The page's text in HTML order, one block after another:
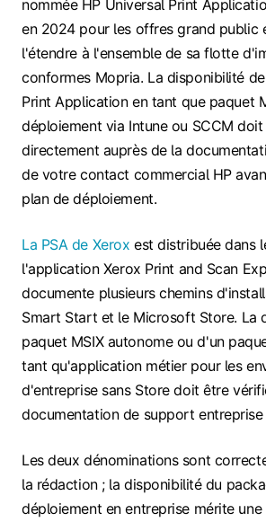
nommée HP Universal Print
en 2024 pour les offres grand public
l'étendre à l'ensemble de sa flotte
conformes Mopria. La disponibilité
Print Application en tant que paquet
déploiement via Intune ou SCCM
directement auprès de la
de votre contact commercial HP
plan de déploiement.
La PSA de Xerox est distribuée dans
l'application Xerox Print and Scan
documente plusieurs chemins
Smart Start et le Microsoft Store. La
paquet MSIX autonome ou d'un
tant qu'application métier pour les
d'entreprise sans Store doit être
documentation de support entreprise
Les deux dénominations sont
la rédaction ; la disponibilité du
déploiement en entreprise mérite